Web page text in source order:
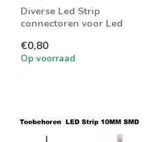
Diverse Led Strip
connectoren voor Led
€0,80
Op voorraad